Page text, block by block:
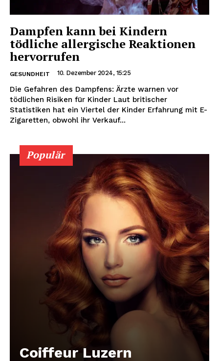
Dampfen kann bei Kindern
tödliche allergische Reaktionen
hervorrufen
GESUNDHEIT 10. Dezember 2024, 15:25
Die Gefahren des Dampfens: Ärzte warnen vor
tödlichen Risiken für Kinder Laut britischer
Statistiken hat ein Viertel der Kinder Erfahrung mit E-
Zigaretten, obwohl ihr Verkauf...
Populär
Coiffeur Luzern